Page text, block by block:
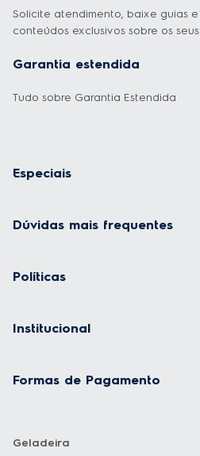
Solicite atendimento, baixe guias
conteúdos exclusivos sobre os
Garantia estendida
Tudo sobre Garantia Estendida
Especiais
Dúvidas mais frequentes
Políticas
Institucional
Formas de Pagamento
Geladeira